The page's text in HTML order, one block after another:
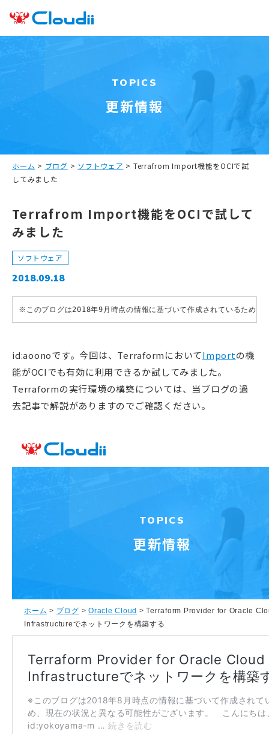
TOPICS
更新情報
ホーム > ブログ > ソフトウェア > Terrafrom Import機能をOCIで試
してみました
Terrafrom Import機能をOCIで試して
みました
ソフトウェア
2018.09.18
※このブログは2018年9月時点の情報に基づいて作成されているため、
id:aoonoです。今回は、TerraformにおいてImportの機
能がOCIでも有効に利用できるか試してみました。
Terraformの実行環境の構築については、当ブログの過
去記事で解説がありますのでご確認ください。